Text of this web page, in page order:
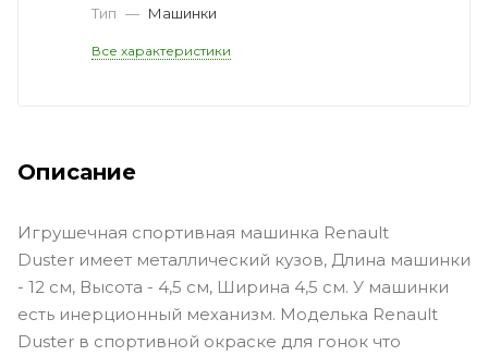
Тип — Машинки
Все характеристики
Описание
Игрушечная спортивная машинка Renault
Duster имеет металлический кузов, Длина машинки
- 12 см, Высота - 4,5 см, Ширина 4,5 см. У машинки
есть инерционный механизм. Моделька Renault
Duster в спортивной окраске для гонок что